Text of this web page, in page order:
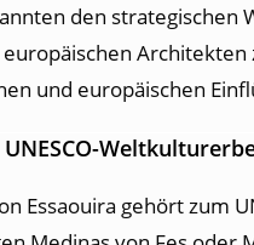
den strategischen
Architekten
und europäischen
Essaouira gehört zum